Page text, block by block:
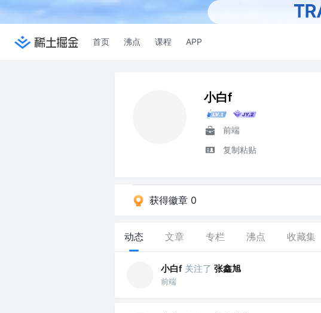
首页 沸点 课程 APP
小白f
前端
复制粘贴
获得徽章 0
动态 文章 专栏 沸点 收藏集
小白f 关注了 张鑫旭
前端